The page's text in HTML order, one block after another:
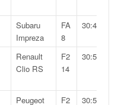
Subaru
Impreza
FA
8
30:47,8
Renault
Clio RS
F2
14
30:51,9
Peugeot F2 30:57,7